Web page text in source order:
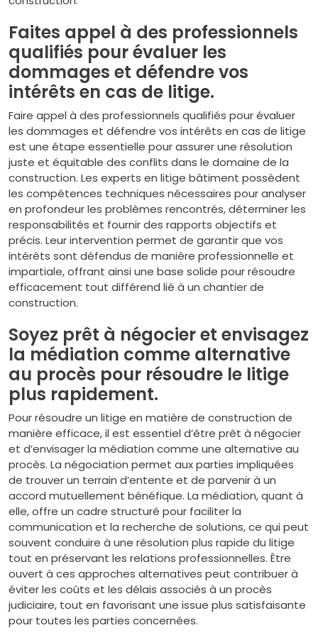
Faites appel à des professionnels
qualifiés pour évaluer les
dommages et défendre vos
intérêts en cas de litige.
Faire appel à des professionnels qualifiés pour évaluer
les dommages et défendre vos intérêts en cas de litige
est une étape essentielle pour assurer une résolution
juste et équitable des conflits dans le domaine de la
construction. Les experts en litige bâtiment possèdent
les compétences techniques nécessaires pour analyser
en profondeur les problèmes rencontrés, déterminer les
responsabilités et fournir des rapports objectifs et
précis. Leur intervention permet de garantir que vos
intérêts sont défendus de manière professionnelle et
impartiale, offrant ainsi une base solide pour résoudre
efficacement tout différend lié à un chantier de
construction.
Soyez prêt à négocier et envisagez
la médiation comme alternative
au procès pour résoudre le litige
plus rapidement.
Pour résoudre un litige en matière de construction de
manière efficace, il est essentiel d’être prêt à négocier
et d’envisager la médiation comme une alternative au
procès. La négociation permet aux parties impliquées
de trouver un terrain d’entente et de parvenir à un
accord mutuellement bénéfique. La médiation, quant à
elle, offre un cadre structuré pour faciliter la
communication et la recherche de solutions, ce qui peut
souvent conduire à une résolution plus rapide du litige
tout en préservant les relations professionnelles. Être
ouvert à ces approches alternatives peut contribuer à
éviter les coûts et les délais associés à un procès
judiciaire, tout en favorisant une issue plus satisfaisante
pour toutes les parties concernées.